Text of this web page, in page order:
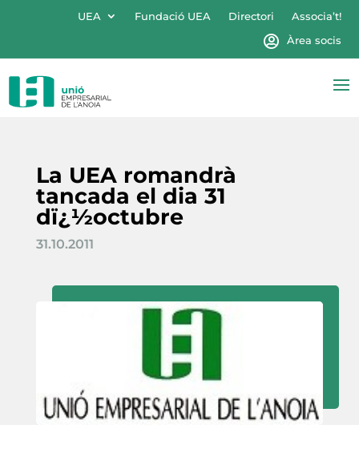
UEA Fundació UEA Directori
Associa’t!
Àrea socis
La UEA romandrà
tancada el dia 31
dï¿½octubre
31.10.2011